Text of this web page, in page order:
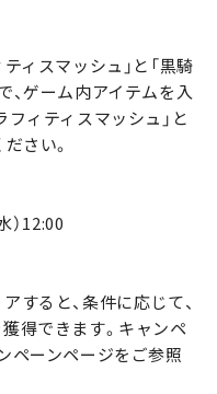
ィスマッシュ」と「黒騎
、ゲーム内アイテムを入
ィティスマッシュ」と
さい。
）12:00
すると、条件に応じて、
得できます。キャンペ
ペーンページをご参照